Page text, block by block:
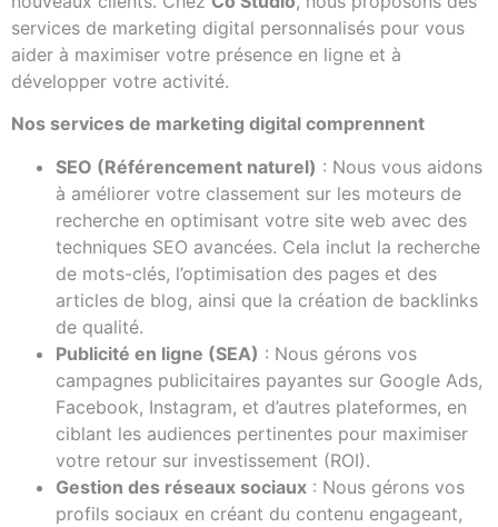
services de marketing digital personnalisés pour vous
aider à maximiser votre présence en ligne et à
développer votre activité.
Nos services de marketing digital comprennent
SEO (Référencement naturel) : Nous vous aidons
à améliorer votre classement sur les moteurs de
recherche en optimisant votre site web avec des
techniques SEO avancées. Cela inclut la recherche
de mots-clés, l’optimisation des pages et des
articles de blog, ainsi que la création de backlinks
de qualité.
Publicité en ligne (SEA) : Nous gérons vos
campagnes publicitaires payantes sur Google Ads,
Facebook, Instagram, et d’autres plateformes, en
ciblant les audiences pertinentes pour maximiser
votre retour sur investissement (ROI).
Gestion des réseaux sociaux : Nous gérons vos
profils sociaux en créant du contenu engageant,